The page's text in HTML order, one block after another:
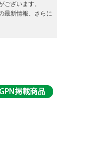
ざいます。
最新情報、さらに